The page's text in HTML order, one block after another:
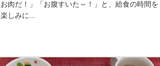
お肉だ！」「お腹すいた～！」と、給食の時間を
楽しみに...